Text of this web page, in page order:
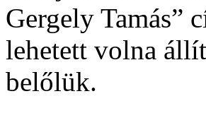
Gergely Tamás”
lehetett volna
belőlük.